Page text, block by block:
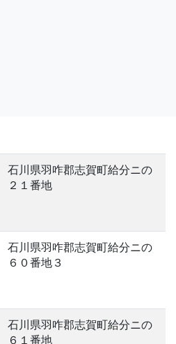
石川県羽咋郡志賀町給分ニの
２１番地
石川県羽咋郡志賀町給分ニの
６０番地３
石川県羽咋郡志賀町給分ニの
６１番地